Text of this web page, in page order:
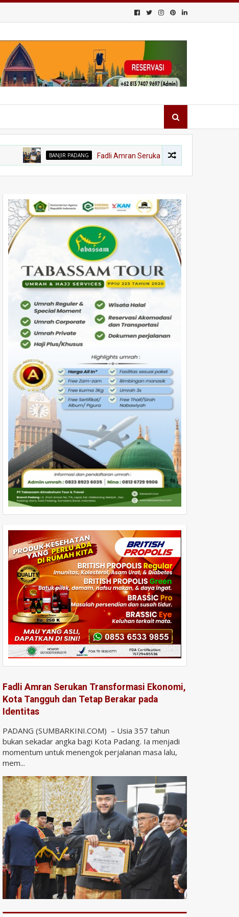
BANJIR PADANG Fadli Amran Serukan Transformasi Ekonomi, Kota
Fadli Amran Serukan Transformasi Ekonomi,
Kota Tangguh dan Tetap Berakar pada
Identitas
PADANG (SUMBARKINI.COM) – Usia 357 tahun
bukan sekadar angka bagi Kota Padang. Ia menjadi
momentum untuk menengok perjalanan masa lalu,
mem...